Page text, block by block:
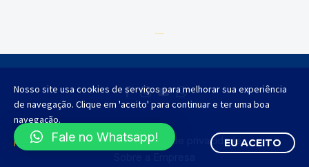
Contato
Política de privacidade
Nosso site usa cookies de serviços para melhorar sua experiência
de navegação. Clique em 'aceito' para continuar e ter uma boa
navegação.
Política de Privacidade
EU ACEITO
Fale no Whatsapp!